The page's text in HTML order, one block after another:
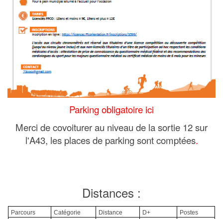
Parking obligatoire ici
Merci de covoiturer au niveau de la sortie 12 sur
l'A43, les places de parking sont comptées.
Distances :
Parcours Catégorie Distance D+
Postes